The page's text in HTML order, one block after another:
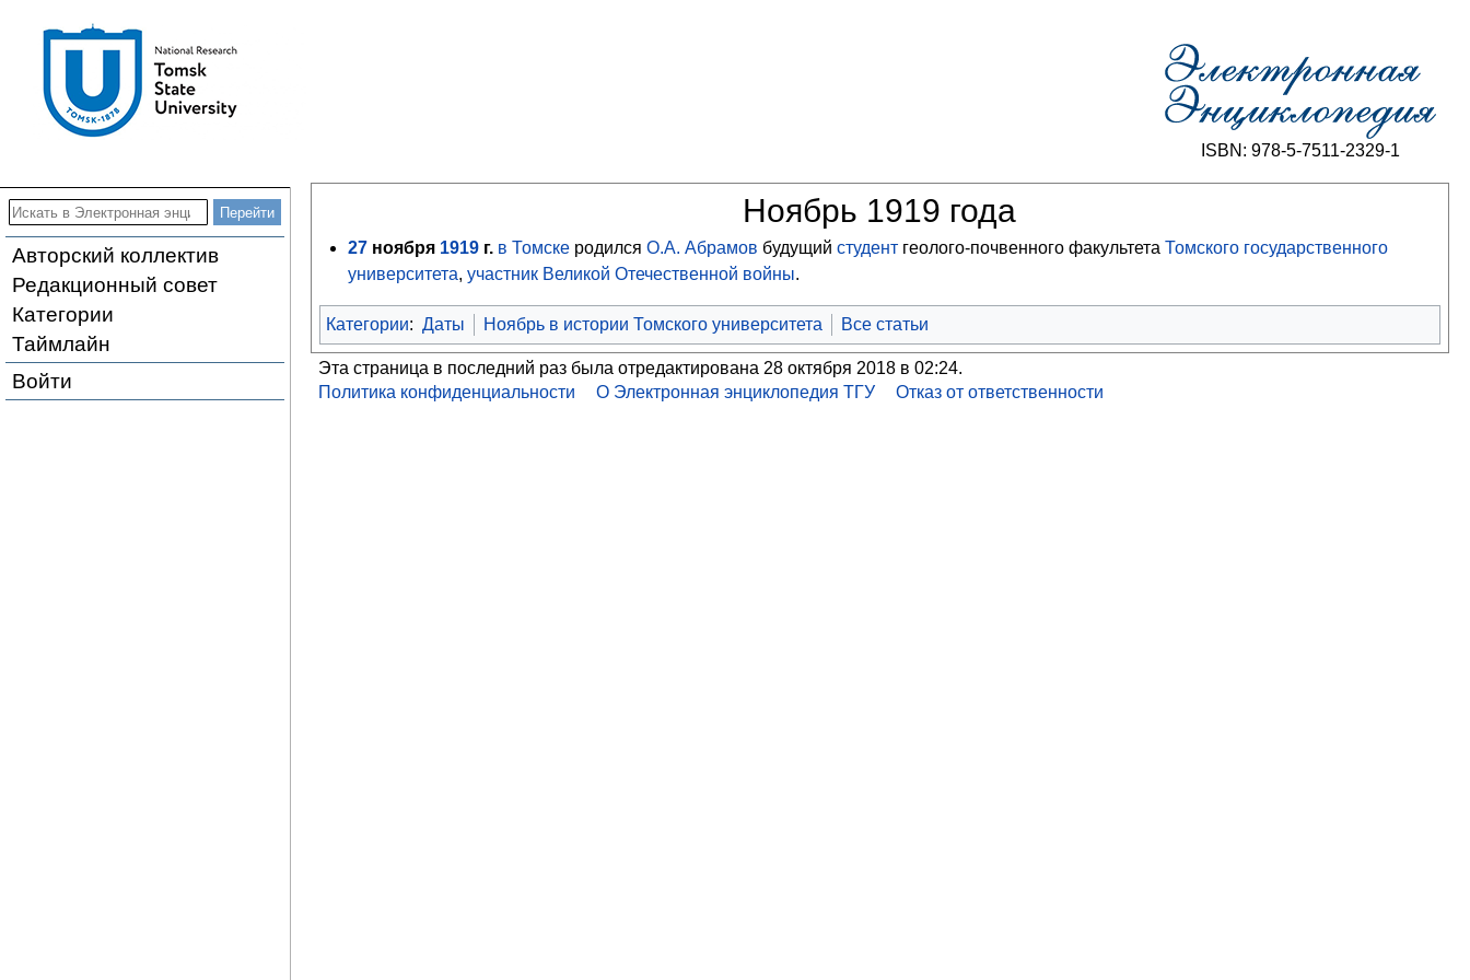
ISBN: 978-5-7511-2329-1
Авторский коллектив
Редакционный совет
Категории
Таймлайн
Войти
Ноябрь 1919 года
27 ноября 1919г. в Томскеродился О.А. Абрамов будущий студентгеолого-почвенного факультета Томского государственного
университета, участник Великой Отечественной войны.
Категории: Даты Ноябрь в истории Томского университета Все статьи
Эта страница в последний раз была отредактирована 28 октября 2018 в 02:24.
Политика конфиденциальности
О Электронная энциклопедия ТГУ Отказ от ответственности